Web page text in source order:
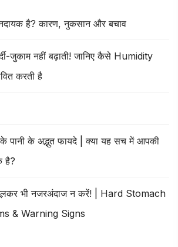
है? कारण, नुकसान और बचाव
जुकाम नहीं बढ़ाती! जानिए कैसे Humidity
करती है
पानी के अद्भुत फायदे | क्या यह सच में आपकी
है?
भी नजरअंदाज न करें! | Hard Stomach
& Warning Signs